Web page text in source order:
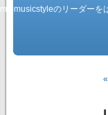
my-musicstyleのリーダーを